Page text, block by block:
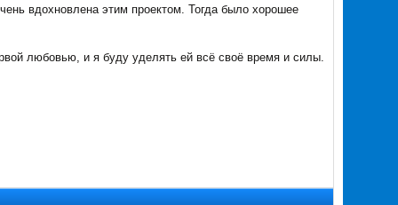
вдохновлена этим проектом. Тогда было хорошее
любовью, и я буду уделять ей всё своё время и силы.